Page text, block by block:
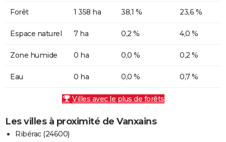
Forêt 1 358 ha 38,1 % 23,6 %
Espace naturel 7 ha 0,2 % 4,0 %
Zone humide 0 ha 0,0 % 0,2 %
Eau 0 ha 0,0 % 0,7 %
Villes avec le plus de forêts
Les villes à proximité de Vanxains
Ribérac (24600)